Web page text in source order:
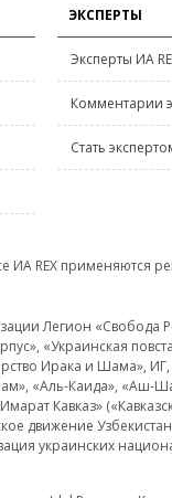
ЭКСПЕРТЫ
Эксперты ИА
Комментарии
Стать
REX применяются
Легион «Свобода
«Украинская
Ирака и Шама»,
«Аль-Каида», «Аш-
Кавказ»
движение
украинских